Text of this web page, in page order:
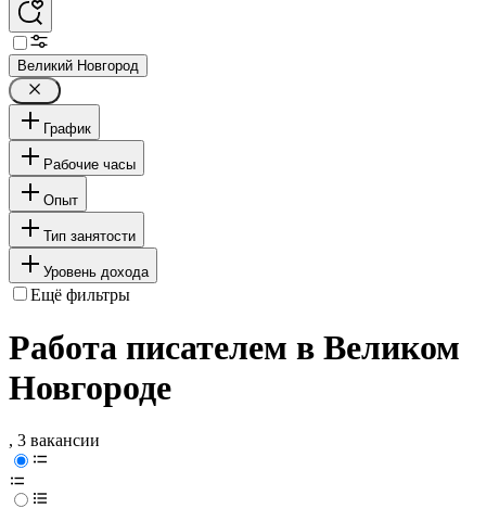
Великий Новгород
График
Рабочие часы
Опыт
Тип занятости
Уровень дохода
Ещё фильтры
Работа писателем в Великом
Новгороде
, 3 вакансии